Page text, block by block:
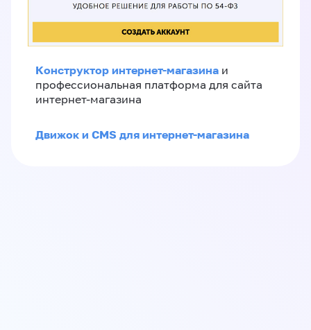
Конструктор интернет-магазина и
профессиональная платформа для сайта
интернет-магазина
Движок и CMS для интернет-магазина